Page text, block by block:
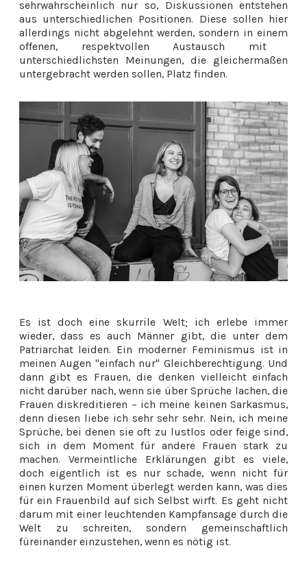
sehrwahrscheinlich nur so, Diskussionen entstehen
aus unterschiedlichen Positionen. Diese sollen hier
allerdings nicht abgelehnt werden, sondern in einem
offenen, respektvollen Austausch mit
unterschiedlichsten Meinungen, die gleichermaßen
untergebracht werden sollen, Platz finden.
Es ist doch eine skurrile Welt; ich erlebe immer
wieder, dass es auch Männer gibt, die unter dem
Patriarchat leiden. Ein moderner Feminismus ist in
meinen Augen "einfach nur" Gleichberechtigung. Und
dann gibt es Frauen, die denken vielleicht einfach
nicht darüber nach, wenn sie über Sprüche lachen, die
Frauen diskreditieren – ich meine keinen Sarkasmus,
denn diesen liebe ich sehr sehr sehr. Nein, ich meine
Sprüche, bei denen sie oft zu lustlos oder feige sind,
sich in dem Moment für andere Frauen stark zu
machen. Vermeintliche Erklärungen gibt es viele,
doch eigentlich ist es nur schade, wenn nicht für
einen kurzen Moment überlegt werden kann, was dies
für ein Frauenbild auf sich Selbst wirft. Es geht nicht
darum mit einer leuchtenden Kampfansage durch die
Welt zu schreiten, sondern gemeinschaftlich
füreinander einzustehen, wenn es nötig ist.